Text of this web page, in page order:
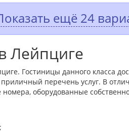
ещё 24
Лейпциге
Гостиницы данного класса
перечень услуг. В
оборудованные